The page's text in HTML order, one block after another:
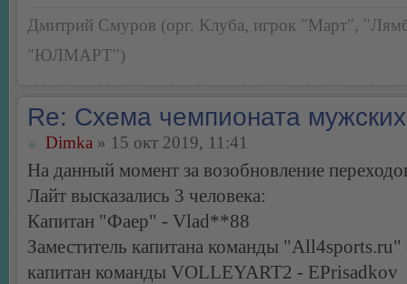
Дмитрий Смуров (орг. Клуба, игрок "Март",
"ЮЛМАРТ")
Re: Схема чемпионата
Dimka » 15 окт 2019, 11:41
На данный момент за возобновление
Лайт высказались 3 человека:
Капитан "Фаер" - Vlad**88
Заместитель капитана команды
капитан команды VOLLEYART2 - EPrisadkov